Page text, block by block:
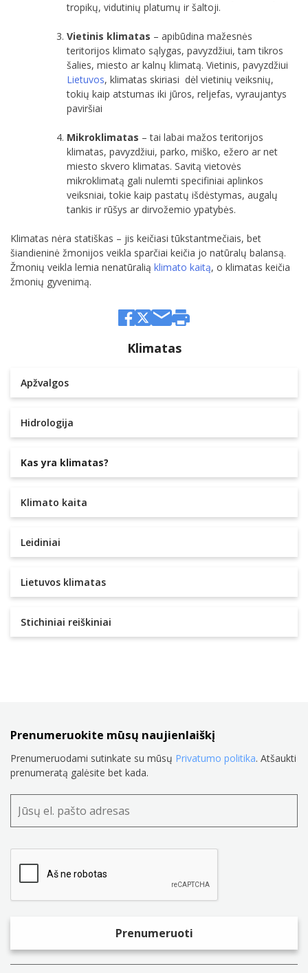
Klimatas
Apžvalgos
Hidrologija
Kas yra klimatas?
Klimato kaita
Leidiniai
Lietuvos klimatas
Stichiniai reiškiniai
tropikų, vidutinių platumų ir šaltoji.
Vietinis klimatas – apibūdina mažesnės
teritorijos klimato sąlygas, pavyzdžiui, tam tikros
šalies, miesto ar kalnų klimatą. Vietinis, pavyzdžiui
Lietuvos, klimatas skiriasi dėl vietinių veiksnių,
tokių kaip atstumas iki jūros, reljefas, vyraujantys
paviršiai
Mikroklimatas – tai labai mažos teritorijos
klimatas, pavyzdžiui, parko, miško, ežero ar net
miesto skvero klimatas. Savitą vietovės
mikroklimatą gali nulemti specifiniai aplinkos
veiksniai, tokie kaip pastatų išdėstymas, augalų
tankis ir rūšys ar dirvožemio ypatybės.
Klimatas nėra statiškas – jis keičiasi tūkstantmečiais, bet
šiandieninė žmonijos veikla sparčiai keičia jo natūralų balansą.
Žmonių veikla lemia nenatūralią klimato kaitą, o klimatas keičia
žmonių gyvenimą.
Prenumeruokite mūsų naujienlaiškį
Prenumeruodami sutinkate su mūsų Privatumo politika. Atšaukti
prenumeratą galėsite bet kada.